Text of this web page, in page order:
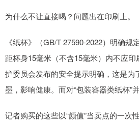
为什么不让直接喝？问题出在印刷上。
《纸杯》（GB/T 27590-2022）明确规
距杯身15毫米（不含15毫米）内不应
护委员会发布的安全提示明确，这是为
墨，影响健康。而对“包装容器类纸杯”
记者购买的这些以“颜值”当卖点的一次